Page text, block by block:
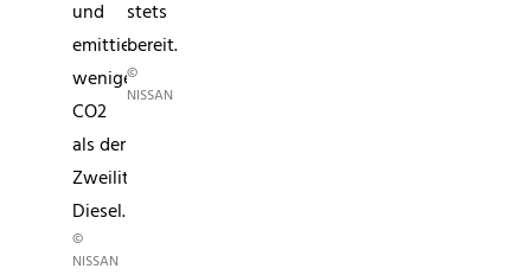
und
emittiert
weniger
CO2
als der
Zweiliter-
Diesel.
©
NISSAN
stets
bereit.
©
NISSAN